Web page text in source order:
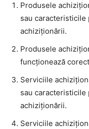
Produsele
sau caracteristicile
achiziționării.
Produsele
funcționează
Serviciile
sau caracteristicile
achiziționării.
Serviciile